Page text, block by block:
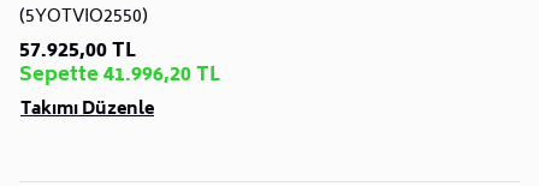
(5YOTVIO2550)
57.925,00 TL
Sepette 41.996,20 TL
Takımı Düzenle